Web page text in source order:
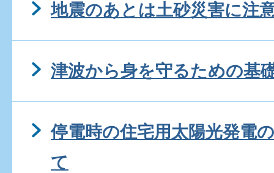
地震のあとは土砂災害に注
津波から身を守るための基
停電時の住宅用太陽光発電
て